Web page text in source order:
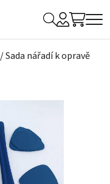
Hledat
My
Account
/ Sada nářadí k opravě